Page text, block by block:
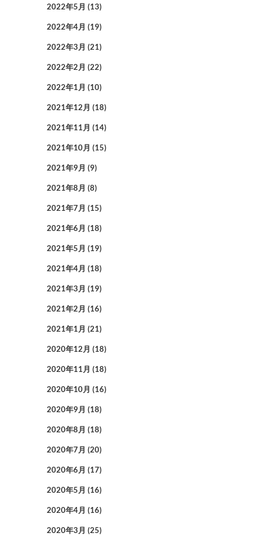
2022年5月 (13)
2022年4月 (19)
2022年3月 (21)
2022年2月 (22)
2022年1月 (10)
2021年12月 (18)
2021年11月 (14)
2021年10月 (15)
2021年9月 (9)
2021年8月 (8)
2021年7月 (15)
2021年6月 (18)
2021年5月 (19)
2021年4月 (18)
2021年3月 (19)
2021年2月 (16)
2021年1月 (21)
2020年12月 (18)
2020年11月 (18)
2020年10月 (16)
2020年9月 (18)
2020年8月 (18)
2020年7月 (20)
2020年6月 (17)
2020年5月 (16)
2020年4月 (16)
2020年3月 (25)